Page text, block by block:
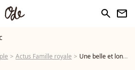
search newsletter
Actus Famille royale Une belle et longue chevelure rousse ... Meghan Markle et le prince Harry partagent d'adorables photos de leur petite fille Lilibet